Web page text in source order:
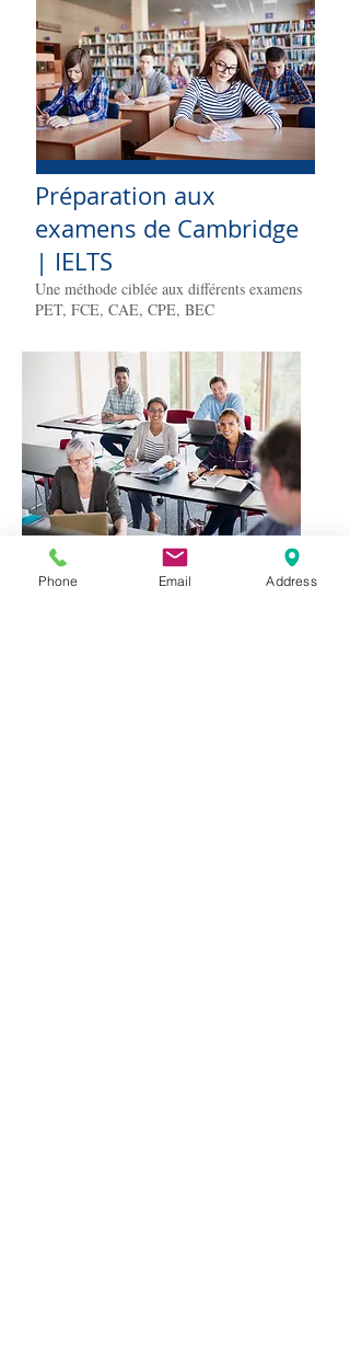
Préparation aux
examens de Cambridge
| IELTS
Une méthode ciblée aux différents examens
PET, FCE, CAE, CPE, BEC
Formation continue
Pour enseignants d’anglais
Phone Email Address